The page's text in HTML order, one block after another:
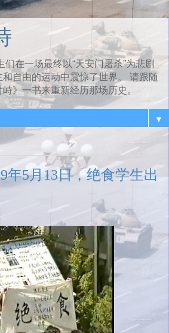
在一场最终以“天安门屠杀”为悲剧
自由的运动中震惊了世界。 请跟随
》一书来重新经历那场历史。
▼
年5月13日，绝食学生出